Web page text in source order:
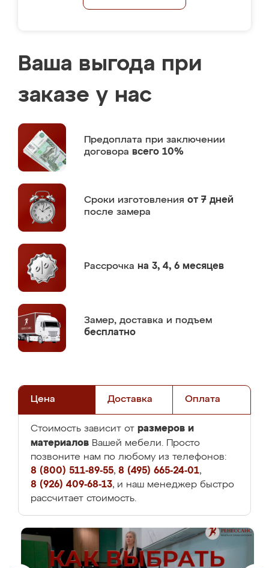
Ваша выгода при
заказе у нас
Предоплата при заключении
договора всего 10%
Сроки изготовления от 7 дней
после замера
Рассрочка на 3, 4, 6 месяцев
Замер, доставка и подъем
бесплатно
Цена Доставка Оплата
Стоимость зависит от размеров и
материалов Вашей мебели. Просто
позвоните нам по любому из телефонов:
8 (800) 511-89-55, 8 (495) 665-24-01,
8 (926) 409-68-13, и наш менеджер быстро
рассчитает стоимость.